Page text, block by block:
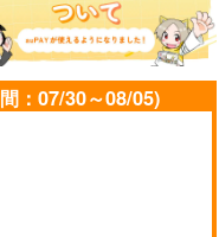
：07/30～08/05)